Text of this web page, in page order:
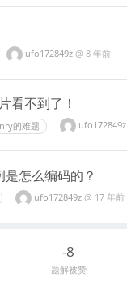
ufo172849z @ 8 年前
看不到了！
的难题 ufo172849z
是怎么编码的？
ufo172849z @ 17 年前
-8
题解被赞